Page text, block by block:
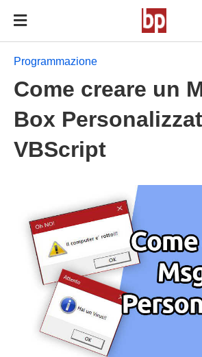
Programmazione
Come creare un
Box
VBScript